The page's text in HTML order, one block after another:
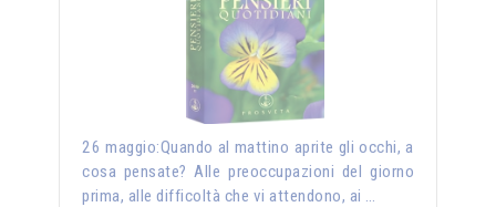
26 maggio:Quando al mattino aprite gli occhi, a
cosa pensate? Alle preoccupazioni del giorno
prima, alle difficoltà che vi attendono, ai …